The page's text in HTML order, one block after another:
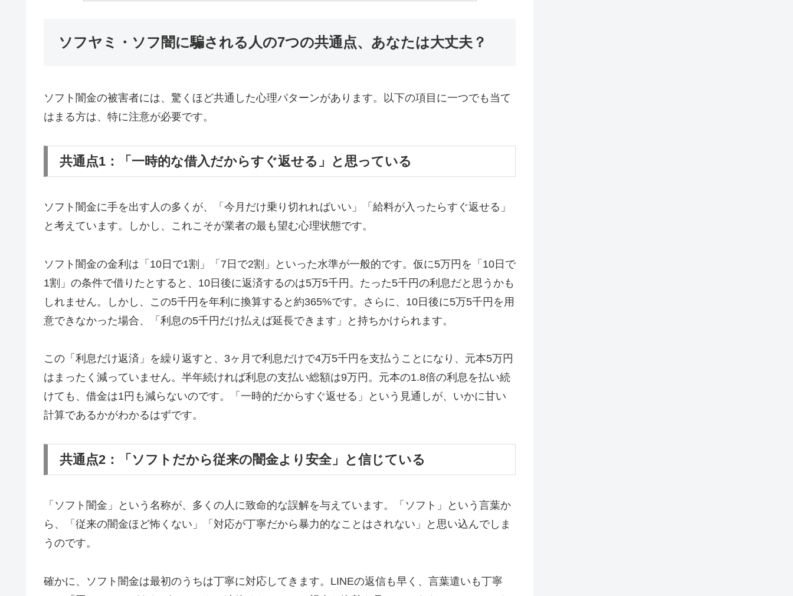
ソフヤミ・ソフ闇に騙される人の7つの共通点、あなたは大丈夫？
ソフト闇金の被害者には、驚くほど共通した心理パターンがあります。以下の項目に一つでも当て
はまる方は、特に注意が必要です。
共通点1：「一時的な借入だからすぐ返せる」と思っている
ソフト闇金に手を出す人の多くが、「今月だけ乗り切れればいい」「給料が入ったらすぐ返せる」
と考えています。しかし、これこそが業者の最も望む心理状態です。
ソフト闇金の金利は「10日で1割」「7日で2割」といった水準が一般的です。仮に5万円を「10日で
1割」の条件で借りたとすると、10日後に返済するのは5万5千円。たった5千円の利息だと思うかも
しれません。しかし、この5千円を年利に換算すると約365%です。さらに、10日後に5万5千円を用
意できなかった場合、「利息の5千円だけ払えば延長できます」と持ちかけられます。
この「利息だけ返済」を繰り返すと、3ヶ月で利息だけで4万5千円を支払うことになり、元本5万円
はまったく減っていません。半年続ければ利息の支払い総額は9万円。元本の1.8倍の利息を払い続
けても、借金は1円も減らないのです。「一時的だからすぐ返せる」という見通しが、いかに甘い
計算であるかがわかるはずです。
共通点2：「ソフトだから従来の闇金より安全」と信じている
「ソフト闇金」という名称が、多くの人に致命的な誤解を与えています。「ソフト」という言葉か
ら、「従来の闇金ほど怖くない」「対応が丁寧だから暴力的なことはされない」と思い込んでしま
うのです。
確かに、ソフト闇金は最初のうちは丁寧に対応してきます。LINEの返信も早く、言葉遣いも丁寧